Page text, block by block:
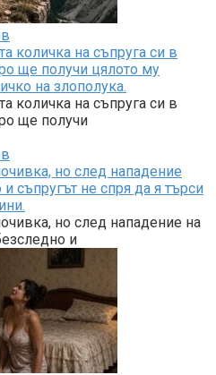
количка на съпруга си в
ще получи цялото му
на злополука.
количка на съпруга си в
ще получи
но след нападение
съпругът не спря да я търси
но след нападение на
и